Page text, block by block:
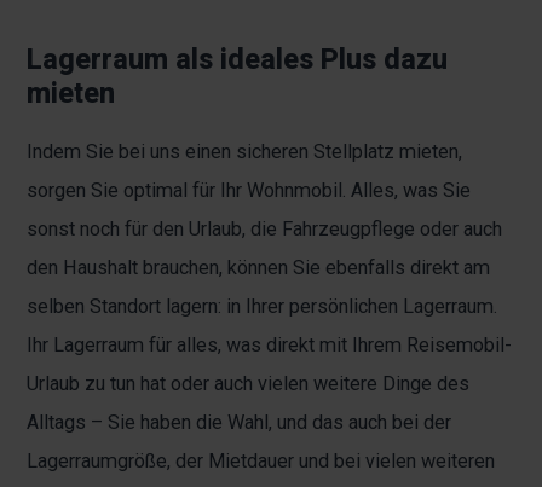
Lagerraum als ideales Plus dazu
mieten
Indem Sie bei uns einen sicheren Stellplatz mieten,
sorgen Sie optimal für Ihr Wohnmobil. Alles, was Sie
sonst noch für den Urlaub, die Fahrzeugpflege oder auch
den Haushalt brauchen, können Sie ebenfalls direkt am
selben Standort lagern: in Ihrer persönlichen Lagerraum.
Ihr Lagerraum für alles, was direkt mit Ihrem Reisemobil-
Urlaub zu tun hat oder auch vielen weitere Dinge des
Alltags – Sie haben die Wahl, und das auch bei der
Lagerraumgröße, der Mietdauer und bei vielen weiteren